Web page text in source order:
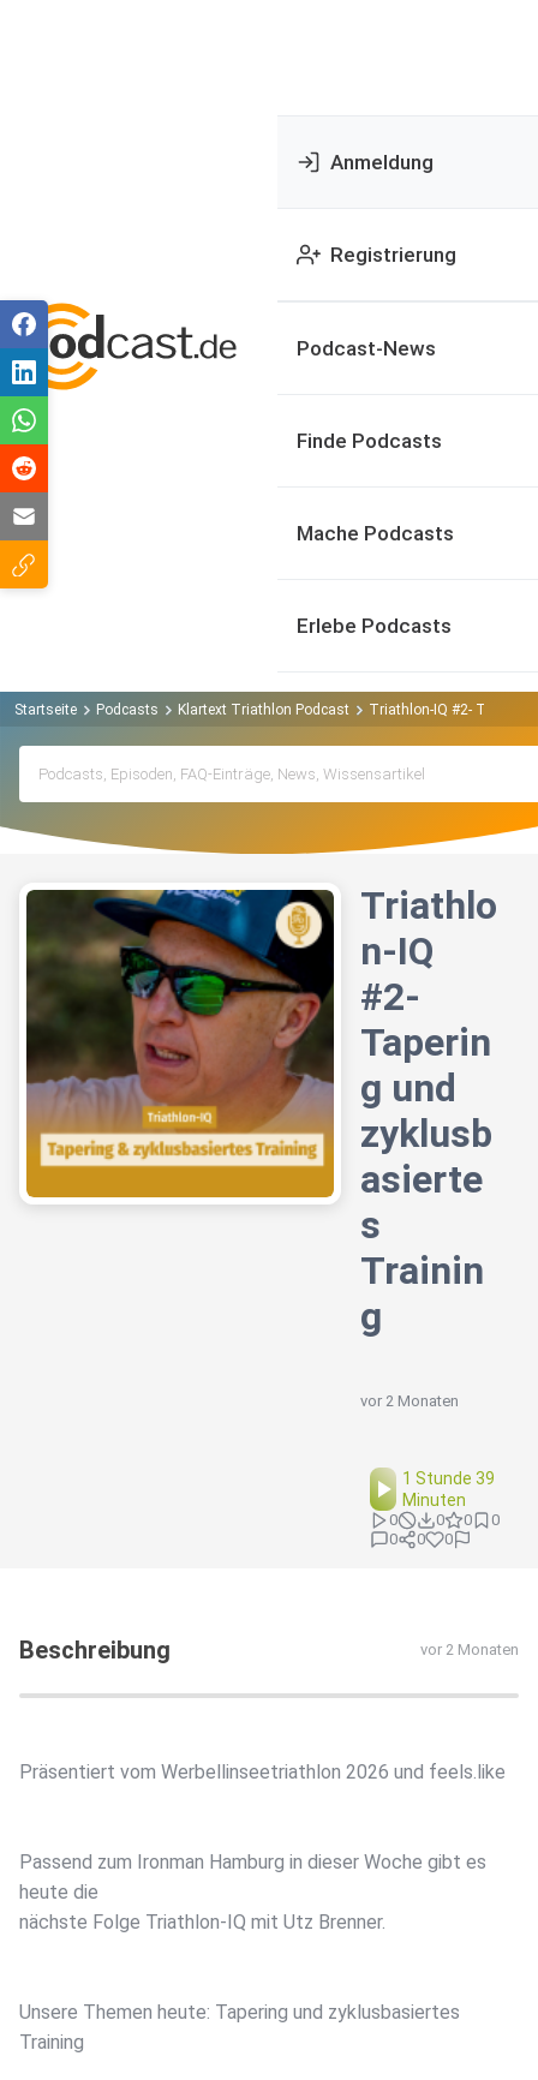
Anmeldung
Registrierung
Podcast-News
Finde Podcasts
Mache Podcasts
Erlebe Podcasts
Startseite Podcasts Klartext Triathlon Podcast Triathlon-IQ #2-
Triathlo
n-IQ
#2-
Taperin
g und
zyklusb
asierte
s
Trainin
g
vor 2 Monaten
1 Stunde 39
Minuten
0 0 0
0
0
0 0
Beschreibung vor 2 Monaten
Präsentiert vom Werbellinseetriathlon 2026 und feels.like
Passend zum Ironman Hamburg in dieser Woche gibt es
heute die
nächste Folge Triathlon-IQ mit Utz Brenner.
Unsere Themen heute: Tapering und zyklusbasiertes
Training